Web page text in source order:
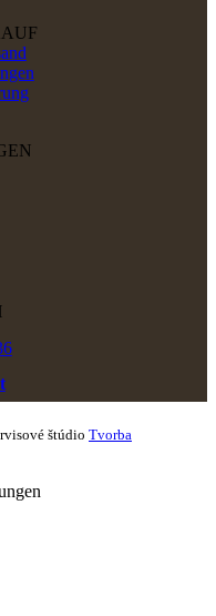
štúdio Tvorba